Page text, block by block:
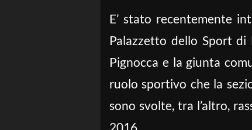
E’ stato recentemente
Palazzetto dello Sport
Pignocca e la giunta
ruolo sportivo che la
sono svolte, tra l’altro,
2016.